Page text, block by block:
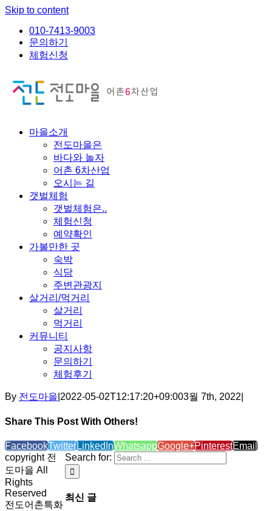
Skip to content
010-7413-9003
문의하기
체험신청
마을소개
전도마을은
바다와 놀자
어촌 6차산업
오시는 길
갯벌체험
갯벌체험은..
체험신청
예약확인
가볼만한 곳
숙박
식당
주변관광지
살거리/먹거리
살거리
먹거리
커뮤니티
공지사항
문의하기
체험후기
By 전도마을 2022-05-02T12:17:20+09:003월 7th, 2022
Share This Post With Others!
FacebookTwitterLinkedInWhatsappGoogle+PinterestEmail
Search for:
최신 글
copyright 전
도마을 All
Rights
Reserved
전도어촌특화